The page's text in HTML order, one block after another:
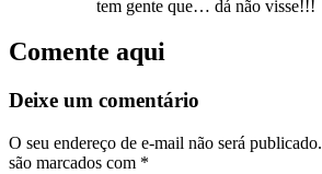
tem gente que… dá não visse!!!
Comente aqui
Deixe um comentário
O seu endereço de e-mail não será publicado.
são marcados com *